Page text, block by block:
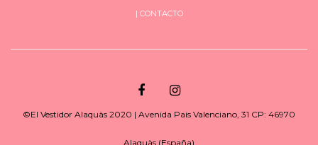
| CONTACTO
©El Vestidor Alaquàs 2020 | Avenida Pais Valenciano, 31 CP: 46970
Alaquàs (España)